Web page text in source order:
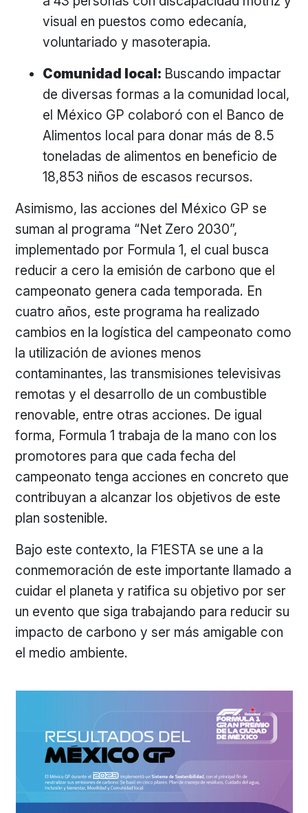
visual en puestos como edecanía,
voluntariado y masoterapia.
Comunidad local: Buscando impactar
de diversas formas a la comunidad local,
el México GP colaboró con el Banco de
Alimentos local para donar más de 8.5
toneladas de alimentos en beneficio de
18,853 niños de escasos recursos.
Asimismo, las acciones del México GP se
suman al programa “Net Zero 2030”,
implementado por Formula 1, el cual busca
reducir a cero la emisión de carbono que el
campeonato genera cada temporada. En
cuatro años, este programa ha realizado
cambios en la logística del campeonato como
la utilización de aviones menos
contaminantes, las transmisiones televisivas
remotas y el desarrollo de un combustible
renovable, entre otras acciones. De igual
forma, Formula 1 trabaja de la mano con los
promotores para que cada fecha del
campeonato tenga acciones en concreto que
contribuyan a alcanzar los objetivos de este
plan sostenible.
Bajo este contexto, la F1ESTA se une a la
conmemoración de este importante llamado a
cuidar el planeta y ratifica su objetivo por ser
un evento que siga trabajando para reducir su
impacto de carbono y ser más amigable con
el medio ambiente.